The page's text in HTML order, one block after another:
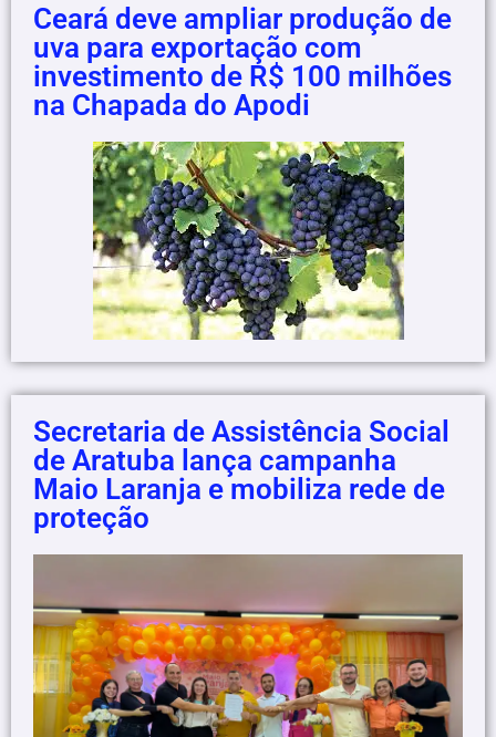
Ceará deve ampliar produção de
uva para exportação com
investimento de R$ 100 milhões
na Chapada do Apodi
Secretaria de Assistência Social
de Aratuba lança campanha
Maio Laranja e mobiliza rede de
proteção